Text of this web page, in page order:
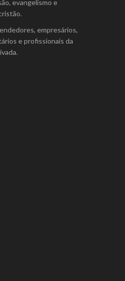
evangelismo e
empresários,
e profissionais da